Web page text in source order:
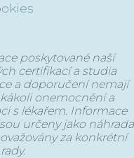
poskytované naší
certifikací a studia
a doporučení nemají
onemocnění a
s lékařem. Informace
určeny jako náhrada
za konkrétní